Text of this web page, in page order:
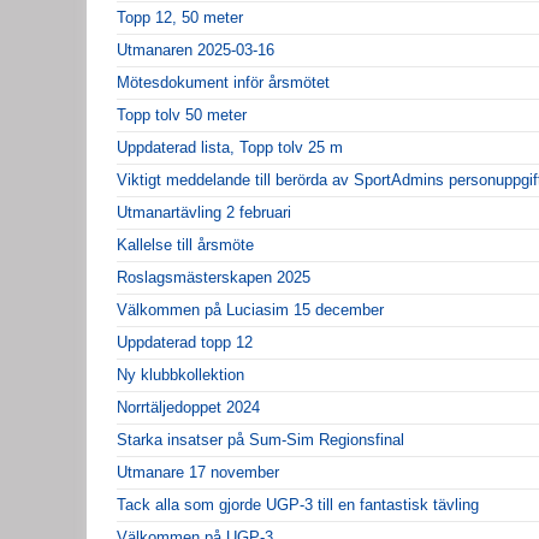
Topp 12, 50 meter
Utmanaren 2025-03-16
Mötesdokument inför årsmötet
Topp tolv 50 meter
Uppdaterad lista, Topp tolv 25 m
Viktigt meddelande till berörda av SportAdmins
Utmanartävling 2 februari
Kallelse till årsmöte
Roslagsmästerskapen 2025
Välkommen på Luciasim 15 december
Uppdaterad topp 12
Ny klubbkollektion
Norrtäljedoppet 2024
Starka insatser på Sum-Sim Regionsfinal
Utmanare 17 november
Tack alla som gjorde UGP-3 till en fantastisk tävling